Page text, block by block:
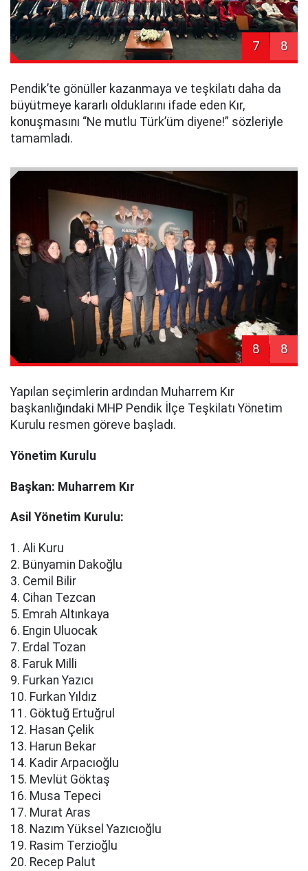
7 8
Pendik’te gönüller kazanmaya ve teşkilatı daha da
büyütmeye kararlı olduklarını ifade eden Kır,
konuşmasını “Ne mutlu Türk’üm diyene!” sözleriyle
tamamladı.
8 8
Yapılan seçimlerin ardından Muharrem Kır
başkanlığındaki MHP Pendik İlçe Teşkilatı Yönetim
Kurulu resmen göreve başladı.
Yönetim Kurulu
Başkan: Muharrem Kır
Asil Yönetim Kurulu:
1. Ali Kuru
2. Bünyamin Dakoğlu
3. Cemil Bilir
4. Cihan Tezcan
5. Emrah Altınkaya
6. Engin Uluocak
7. Erdal Tozan
8. Faruk Milli
9. Furkan Yazıcı
10. Furkan Yıldız
11. Göktuğ Ertuğrul
12. Hasan Çelik
13. Harun Bekar
14. Kadir Arpacıoğlu
15. Mevlüt Göktaş
16. Musa Tepeci
17. Murat Aras
18. Nazım Yüksel Yazıcıoğlu
19. Rasim Terzioğlu
20. Recep Palut